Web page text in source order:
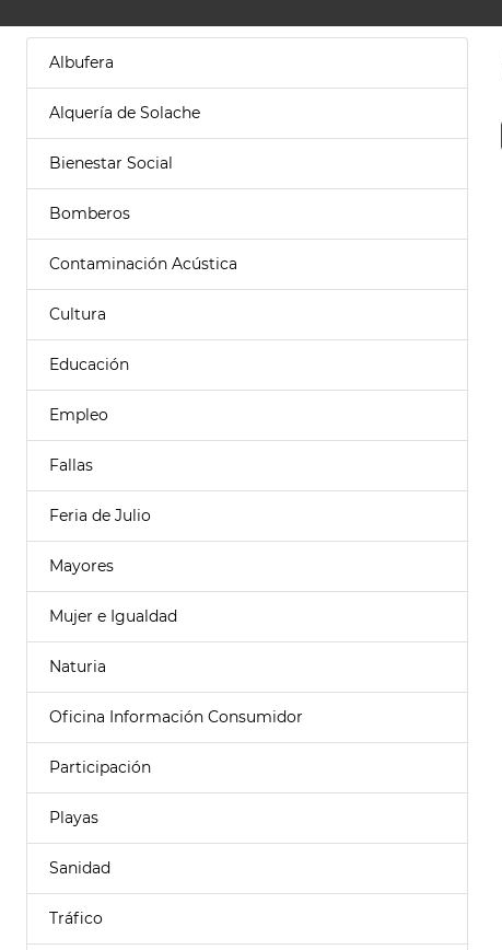
Albufera
Alquería de Solache
Bienestar Social
Bomberos
Contaminación Acústica
Cultura
Educación
Empleo
Fallas
Feria de Julio
Mayores
Mujer e Igualdad
Naturia
Oficina Información Consumidor
Participación
Playas
Sanidad
Tráfico